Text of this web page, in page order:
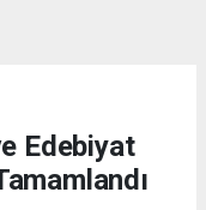
Edebiyat